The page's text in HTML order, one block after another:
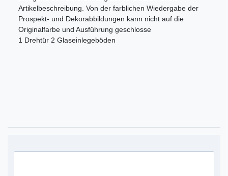
Artikelbeschreibung. Von der farblichen Wiedergabe der
Prospekt- und Dekorabbildungen kann nicht auf die
Originalfarbe und Ausführung geschlosse
1 Drehtür 2 Glaseinlegeböden